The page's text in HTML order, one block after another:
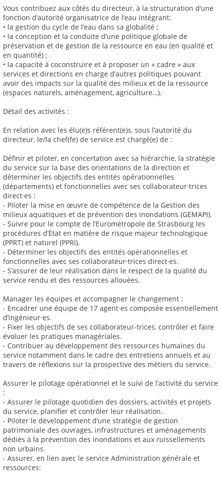
Vous contribuez aux côtés du directeur, à la structuration d’une
fonction d’autorité organisatrice de l’eau intégrant:
• la gestion du cycle de l’eau dans sa globalité ;
• la conception et la conduite d’une politique globale de
préservation et de gestion de la ressource en eau (en qualité et
en quantité) ;
• la capacité à coconstruire et à proposer un « cadre » aux
services et directions en charge d’autres politiques pouvant
avoir des impacts sur la qualité des milieux et de la ressource
(espaces naturels, aménagement, agriculture…).
Détail des activités :
En relation avec les élu(e)s référent(e)s, sous l’autorité du
directeur, le/la chef(fe) de service est chargé(e) de :
Définir et piloter, en concertation avec sa hiérarchie, la stratégie
du service sur la base des orientations de la direction et
déterminer les objectifs des entités opérationnelles
(départements) et fonctionnelles avec ses collaborateur·trices
direct·es :
- Piloter la mise en œuvre de compétence de la Gestion des
milieux aquatiques et de prévention des inondations (GEMAPI).
- Suivre pour le compte de l’Eurométropole de Strasbourg les
procédures d’État en matière de risque majeur technologique
(PPRT) et naturel (PPRI).
- Déterminer les objectifs des entités opérationnelles et
fonctionnelles avec ses collaborateur·trices direct·es.
- S’assurer de leur réalisation dans le respect de la qualité du
service rendu et des ressources allouées.
Manager les équipes et accompagner le changement :
- Encadrer une équipe de 17 agent·es composée essentiellement
d’ingénieur·es.
- Fixer les objectifs de ses collaborateur-trices, contrôler et faire
évoluer les pratiques managériales.
- Contribuer au développement des ressources humaines du
service notamment dans le cadre des entretiens annuels et au
travers de réflexions sur la prospective des métiers du service.
Assurer le pilotage opérationnel et le suivi de l’activité du service
:
- Assurer le pilotage quotidien des dossiers, activités et projets
du service, planifier et contrôler leur réalisation.
- Piloter le développement d’une stratégie de gestion
patrimoniale des ouvrages, infrastructures et aménagements
dédiés à la prévention des inondations et aux ruissellements
non urbains.
- Assurer, en lien avec le service Administration générale et
ressources: